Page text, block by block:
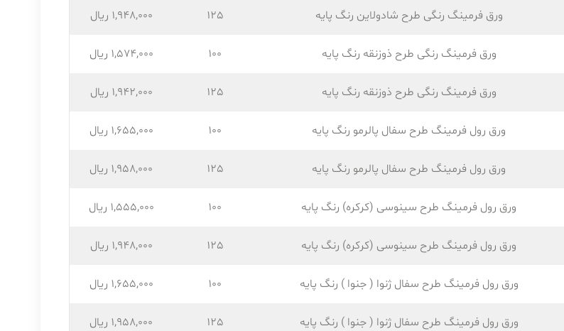
ورق فرمینگ رنگی طرح شادولاین رنگ پایه 125 1,948,۰۰۰ ریال
ورق فرمینگ رنگی طرح ذوزنقه رنگ پایه 100 1,574,۰۰۰ ریال
ورق فرمینگ رنگی طرح ذوزنقه رنگ پایه 125 1,942,۰۰۰ ریال
ورق رول فرمینگ طرح سفال پالرمو رنگ پایه 100 1,655,۰۰۰ ریال
ورق رول فرمینگ طرح سفال پالرمو رنگ پایه 125 1,958,۰۰۰ ریال
ورق رول فرمینگ طرح سینوسی (کرکره) رنگ پایه 100 1,555,۰۰۰ ریال
ورق رول فرمینگ طرح سینوسی (کرکره) رنگ پایه 125 1,948,۰۰۰ ریال
ورق رول فرمینگ طرح سفال ژنوا ( جنوا ) رنگ پایه 100 1,655,۰۰۰ ریال
ورق رول فرمینگ طرح سفال ژنوا ( جنوا ) رنگ پایه 125 1,958,۰۰۰ ریال